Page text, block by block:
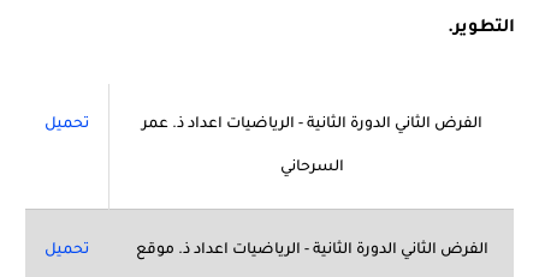
التطوير.
الفرض الثاني الدورة الثانية - الرياضيات اعداد ذ. عمر
السرحاني
تحميل
الفرض الثاني الدورة الثانية - الرياضيات اعداد ذ. موقع تحميل